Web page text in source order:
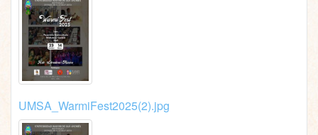
UMSA_WarmiFest2025(2).jpg